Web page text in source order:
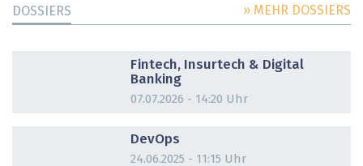
DOSSIERS » MEHR DOSSIERS
Fintech, Insurtech & Digital
Banking
07.07.2026 - 14:20 Uhr
DevOps
24.06.2025 - 11:15 Uhr